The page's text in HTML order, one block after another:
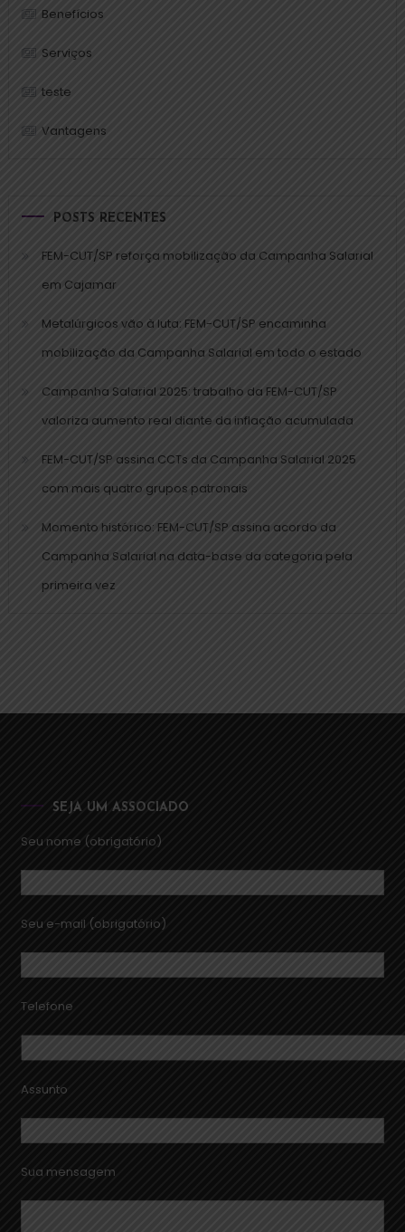
Benefícios
Serviços
teste
Vantagens
POSTS RECENTES
FEM-CUT/SP reforça mobilização da Campanha Salarial
em Cajamar
Metalúrgicos vão à luta: FEM-CUT/SP encaminha
mobilização da Campanha Salarial em todo o estado
Campanha Salarial 2025: trabalho da FEM-CUT/SP
valoriza aumento real diante da inflação acumulada
FEM-CUT/SP assina CCTs da Campanha Salarial 2025
com mais quatro grupos patronais
Momento histórico: FEM-CUT/SP assina acordo da
Campanha Salarial na data-base da categoria pela
primeira vez
SEJA UM ASSOCIADO
Seu nome (obrigatório)
Seu e-mail (obrigatório)
Telefone
Assunto
Sua mensagem